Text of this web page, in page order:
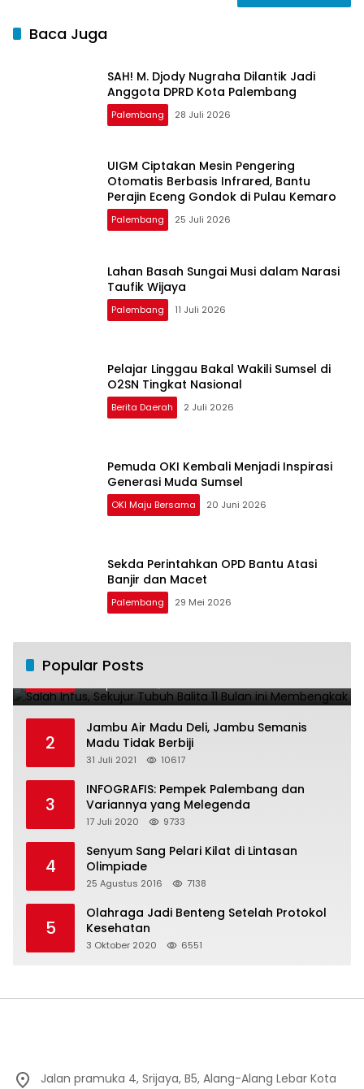
Baca Juga
SAH! M. Djody Nugraha Dilantik Jadi
Anggota DPRD Kota Palembang
Palembang 28 Juli 2026
UIGM Ciptakan Mesin Pengering
Otomatis Berbasis Infrared, Bantu
Perajin Eceng Gondok di Pulau Kemaro
Palembang 25 Juli 2026
Lahan Basah Sungai Musi dalam Narasi
Taufik Wijaya
Palembang 11 Juli 2026
Pelajar Linggau Bakal Wakili Sumsel di
O2SN Tingkat Nasional
Berita Daerah 2 Juli 2026
Pemuda OKI Kembali Menjadi Inspirasi
Generasi Muda Sumsel
OKI Maju Bersama 20 Juni 2026
Sekda Perintahkan OPD Bantu Atasi
Banjir dan Macet
Palembang 29 Mei 2026
Popular Posts
1
ini Membengkak
2
Jambu Air Madu Deli, Jambu Semanis
Madu Tidak Berbiji
31 Juli 2021 10617
3
INFOGRAFIS: Pempek Palembang dan
Variannya yang Melegenda
17 Juli 2020 9733
4
Senyum Sang Pelari Kilat di Lintasan
Olimpiade
25 Agustus 2016 7138
5
Olahraga Jadi Benteng Setelah Protokol
Kesehatan
3 Oktober 2020 6551
Jalan pramuka 4, Srijaya, B5, Alang-Alang Lebar Kota